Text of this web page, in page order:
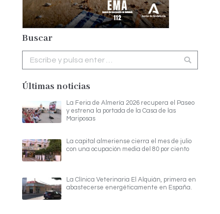
Buscar
Últimas noticias
La Feria de Almería 2026 recupera el Paseo
y estrena la portada de la Casa de las
Mariposas
La capital almeriense cierra el mes de julio
con una ocupación media del 80 por ciento
La Clínica Veterinaria El Alquián, primera en
abastecerse energéticamente en España.